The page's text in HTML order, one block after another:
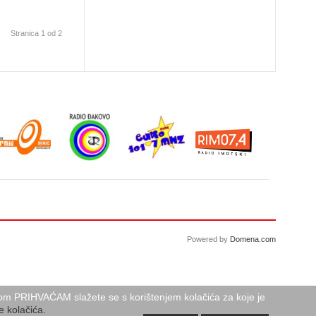
Stranica 1 od 2
Powered by Domena.com
PRIHVAĆAM slažete se s korištenjem kolačića za koje je
kolačića.